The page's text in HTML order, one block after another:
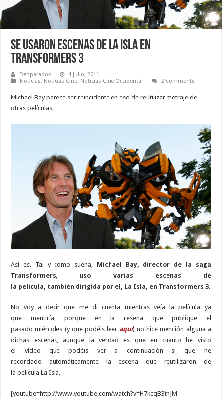
Se usaron escenas de La Isla en
Transformers 3
Dehparadox
4 julio, 2011
Noticias, Noticias Cine, Noticias Cine Occidental 2 Comments
Michael Bay parece ser reincidente en eso de reutilizar metraje de
otras películas.
Así es. Tal y como suena, Michael Bay, director de la saga
Transformers, uso varias escenas de
la película, también dirigida por el, La Isla, en Transformers 3.
No voy a decir que me di cuenta mientras veía la película ya
que mentiría, porque en la reseña que publique el
pasado miércoles (y que podéis leer aquí) no hice mención alguna a
dichas escenas, aunque la verdad es que en cuanto he visto
el vídeo que podéis ver a continuación si que he
recordado automáticamente la escena que reutilizaron de
la película La Isla.
[youtube=http://www.youtube.com/watch?v=H7kcqB3thJM